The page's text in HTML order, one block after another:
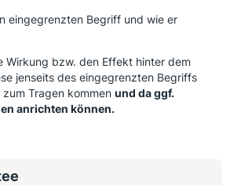
eingegrenzten Begriff und wie er
Wirkung bzw. den Effekt hinter dem
jenseits des eingegrenzten Begriffs
Tragen kommen und da ggf.
anrichten können.